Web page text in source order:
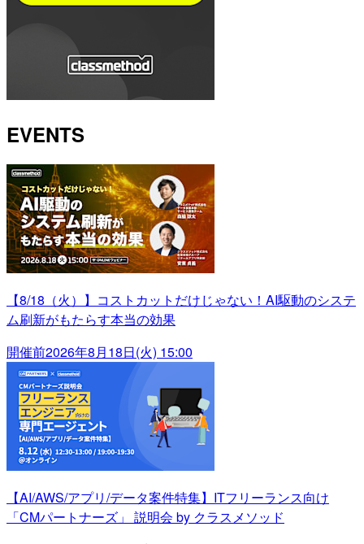
EVENTS
【8/18（火）】コストカットだけじゃない！AI駆動のシステ
ム刷新がもたらす本当の効果
開催前2026年8月18日(火) 15:00
【AI/AWS/アプリ/データ案件特集】ITフリーランス向け
「CMパートナーズ」 説明会 by クラスメソッド